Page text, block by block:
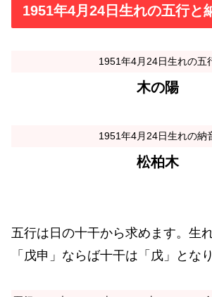
1951年4月24日生れの五行と
1951年4月24日生れの五
木の陽
1951年4月24日生れの納
松柏木
五行は日の十干から求めます。生
「戊申」ならば十干は「戊」とな